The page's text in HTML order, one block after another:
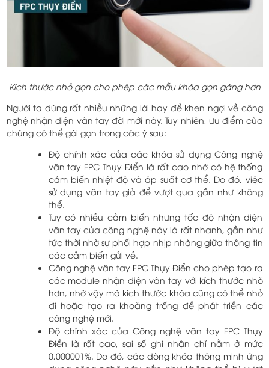
Kích thước nhỏ gọn cho phép các mẫu khóa gọn gàng hơn
Người ta dùng rất nhiều những lời hay để khen ngợi về công
nghệ nhận diện vân tay đời mới này. Tuy nhiên, ưu điểm của
chúng có thể gói gọn trong các ý sau:
Độ chính xác của các khóa sử dụng Công nghệ
vân tay FPC Thụy Điển là rất cao nhờ có hệ thống
cảm biến nhiệt độ và áp suất cơ thể. Do đó, việc
sử dụng vân tay giả để vượt qua gần như không
thể.
Tuy có nhiều cảm biến nhưng tốc độ nhận diện
vân tay của công nghệ này là rất nhanh, gần như
tức thời nhờ sự phối hợp nhịp nhàng giữa thông tin
các cảm biến gửi về.
Công nghệ vân tay FPC Thụy Điển cho phép tạo ra
các module nhận diện vân tay với kích thước nhỏ
hơn, nhờ vậy mà kích thước khóa cũng có thể nhỏ
đi hoặc tạo ra khoảng trống để phát triển các
công nghệ mới.
Độ chính xác của Công nghệ vân tay FPC Thụy
Điển là rất cao, sai số ghi nhận chỉ nằm ở mức
0,000001%. Do đó, các dòng khóa thông minh ứng